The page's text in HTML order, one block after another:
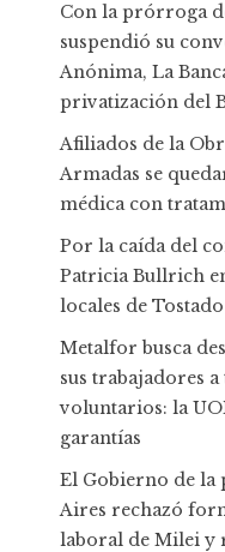
Con la prórroga
suspendió su
Anónima, La
privatización del
Afiliados de la
Armadas se
médica con
Por la caída del
Patricia Bullrich
locales de Tostado
Metalfor busca
sus trabajadores
voluntarios: la
garantías
El Gobierno de la
Aires rechazó
laboral de Milei y